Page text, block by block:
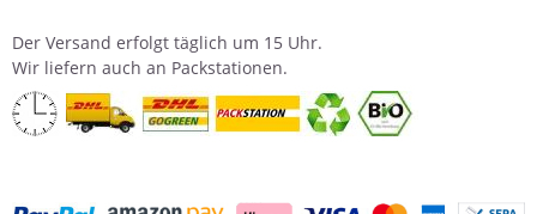
Der Versand erfolgt täglich um 15 Uhr.
Wir liefern auch an Packstationen.